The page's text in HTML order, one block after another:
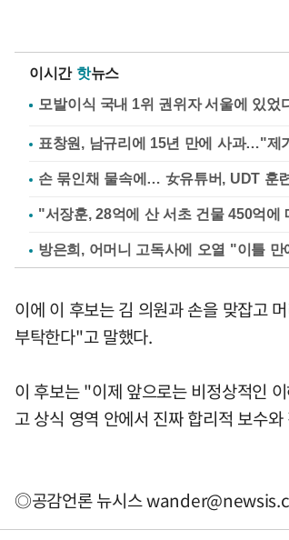
이시간 핫뉴스
표창원, 남규리에 15년 만에 사과…"제
손 묶인채 물속에… 女유튜버, UDT 훈
"서장훈, 28억에 산 서초 건물 450억에
방은희, 어머니 고독사에 오열 "이틀 만
이에 이 후보는 김 의원과 손을 맞잡고
부탁한다"고 말했다.
이 후보는 "이제 앞으로는 비정상적인
고 상식 영역 안에서 진짜 합리적 보수
◎공감언론 뉴시스